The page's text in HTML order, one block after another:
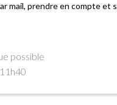
mail, prendre en compte
possible